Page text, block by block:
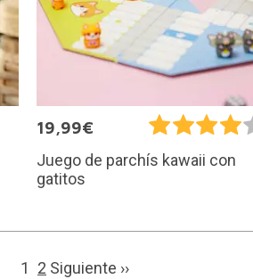
19,99€
Juego de parchís kawaii con
gatitos
1 2 Siguiente ››